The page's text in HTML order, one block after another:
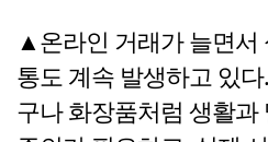
▲온라인 거래가 늘면서
통도 계속 발생하고 있
구나 화장품처럼 생활과